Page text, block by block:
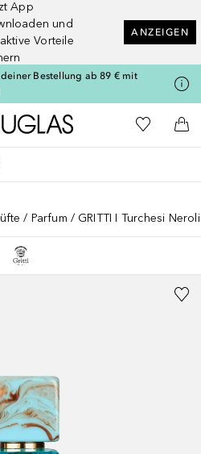
App
und
Vorteile
ANZEIGEN
Bestellung ab 89 € mit
Zur Douglas Startseite
Zu Meiner
Parfum GRITTI I Turchesi